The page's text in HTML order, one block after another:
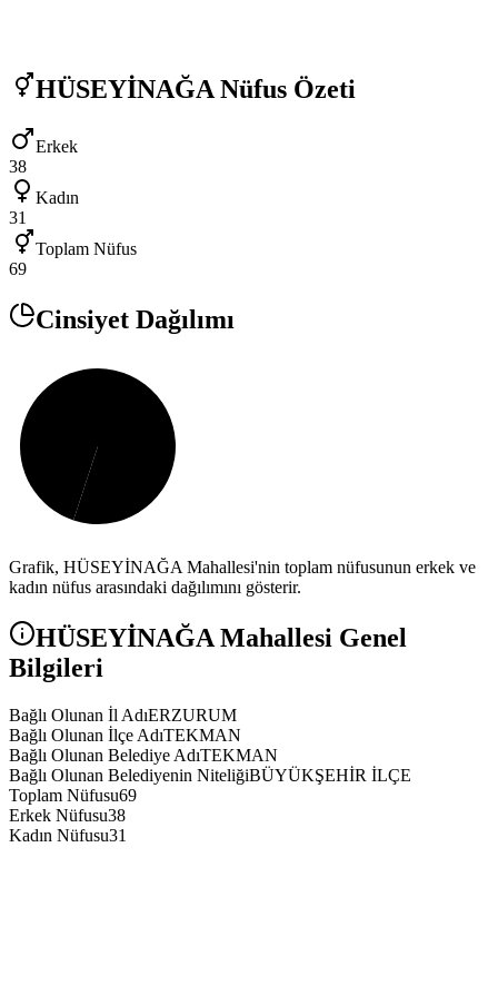
HÜSEYİNAĞA Nüfus Özeti
Erkek
38
Kadın
31
Toplam Nüfus
69
Cinsiyet Dağılımı
Grafik, HÜSEYİNAĞA Mahallesi'nin toplam nüfusunun erkek ve
kadın nüfus arasındaki dağılımını gösterir.
HÜSEYİNAĞA Mahallesi Genel
Bilgileri
Bağlı Olunan İl AdıERZURUM
Bağlı Olunan İlçe AdıTEKMAN
Bağlı Olunan Belediye AdıTEKMAN
Bağlı Olunan Belediyenin NiteliğiBÜYÜKŞEHİR İLÇE
Toplam Nüfusu69
Erkek Nüfusu38
Kadın Nüfusu31